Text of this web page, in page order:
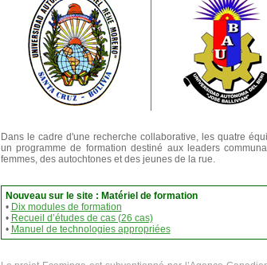
Dans le cadre d'une recherche collaborative, les quatre
un programme de formation destiné aux leaders
femmes, des autochtones et des jeunes de la rue.
Nouveau sur le site : Matériel de formation
• Dix modules de formation
• Recueil d’études de cas (26 cas)
• Manuel de technologies appropriées